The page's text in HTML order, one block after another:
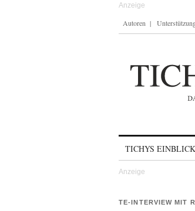
Autoren
TICHYS EINBLICK
TE-INTERVIEW MIT